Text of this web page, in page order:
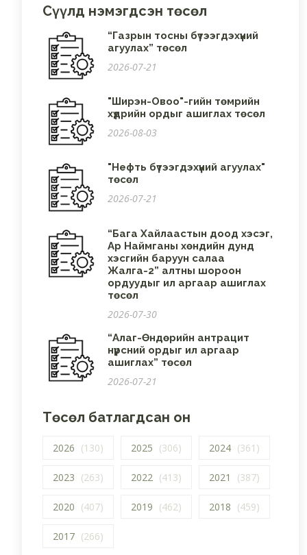
Сүүлд нэмэгдсэн төсөл
“Газрын тосны бүтээгдэхүүний
агуулах” төсөл
2026-07-21
"Ширэн-Овоо"-гийн төмрийн
хүдрийн ордыг ашиглах төсөл
2026-08-03
"Нефть бүтээгдэхүүний агуулах"
төсөл
2026-07-21
“Бага Хайлаастын доод хэсэг,
Ар Наймганы хөндийн дунд
хэсгийн баруун салаа
Жалга-2” алтны шороон
ордуудыг ил аргаар ашиглах
төсөл
2026-07-30
“Алаг-Өндөрийн антрацит
нүүрсний ордыг ил аргаар
ашиглах” төсөл
2026-07-21
Төсөл батлагдсан он
2026 (130) 2025 (306) 2024 (361)
2023 (263) 2022 (413) 2021 (387)
2020 (407) 2019 (462) 2018 (459)
2017 (266)